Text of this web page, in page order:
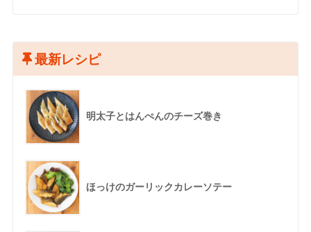
最新レシピ
明太子とはんぺんのチーズ巻き
ほっけのガーリックカレーソテー